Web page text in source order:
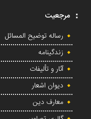
مرجعیت
رساله توضیح المسائل
زندگینامه
آثار و تألیفات
دیوان اشعار
معارف دین